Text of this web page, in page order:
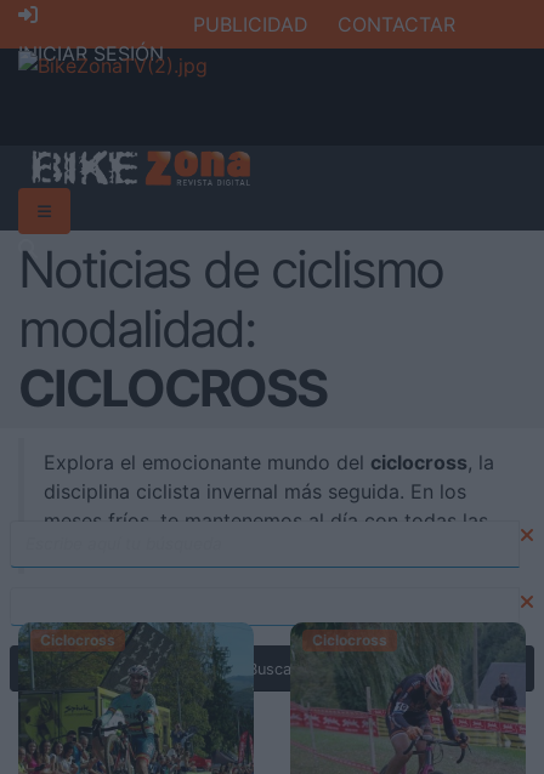
INICIAR SESIÓN
PUBLICIDAD CONTACTAR
Noticias de ciclismo
modalidad:
CICLOCROSS
Explora el emocionante mundo del ciclocross, la
disciplina ciclista invernal más seguida. En los
meses fríos, te mantenemos al día con todas las
Ciclocross Ciclocross